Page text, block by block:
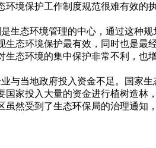
境保护工作制度规范很难有效的
态环境管理的中心，通过这种
态环境保护最有效，同时也是
态环境的集中保护非常不利，也
当地政府投入资金不足。国家
家投入大量的资金进行植树造
然受到了生态环保局的治理通